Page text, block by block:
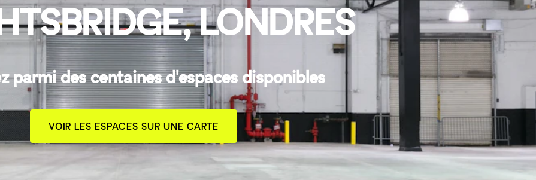
LONDRES
parmi des centaines d'espaces disponibles
VOIR LES ESPACES SUR UNE CARTE